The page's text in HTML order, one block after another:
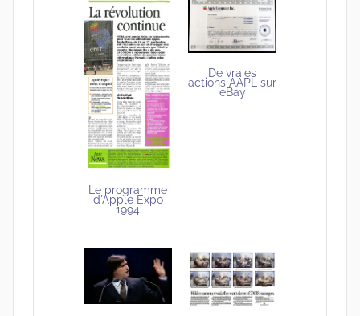
Le programme
d'Apple Expo
1994
De vraies
actions AAPL sur
eBay